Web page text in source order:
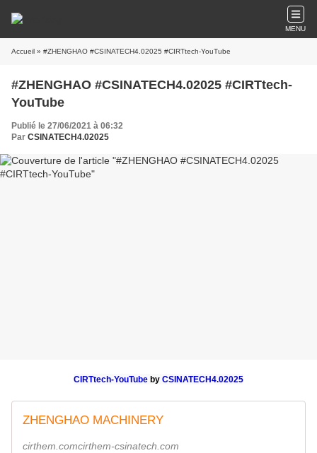
MENU
Accueil » #ZHENGHAO #CSINATECH4.02025 #CIRTtech-YouTube
#ZHENGHAO #CSINATECH4.02025 #CIRTtech-
YouTube
Publié le 27/06/2021 à 06:32
Par CSINATECH4.02025
CIRTtech-YouTube by CSINATECH4.02025
ZHENGHAO MACHINERY
cirthem.comcirthem-csinatech.com